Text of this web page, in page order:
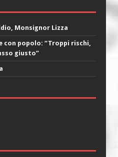
Monsignor Lizza
con popolo: “Troppi rischi,
giusto”